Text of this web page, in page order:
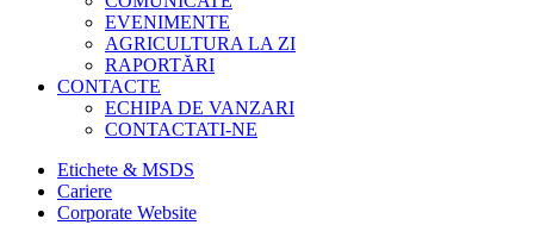
EVENIMENTE
AGRICULTURA LA ZI
RAPORTĂRI
CONTACTE
ECHIPA DE VANZARI
CONTACTATI-NE
Etichete & MSDS
Cariere
Corporate Website